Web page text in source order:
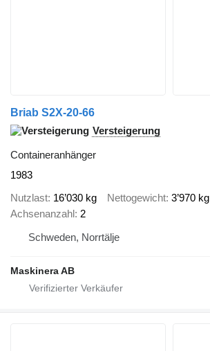
Briab S2X-20-66
Versteigerung
Containeranhänger
1983
Nutzlast 16’030 kg Nettogewicht 3’970 kg
Achsenanzahl 2
Schweden, Norrtälje
Maskinera AB